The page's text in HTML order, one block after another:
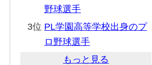
野球選手
3位 PL学園高等学校出身のプ
ロ野球選手
もっと見る